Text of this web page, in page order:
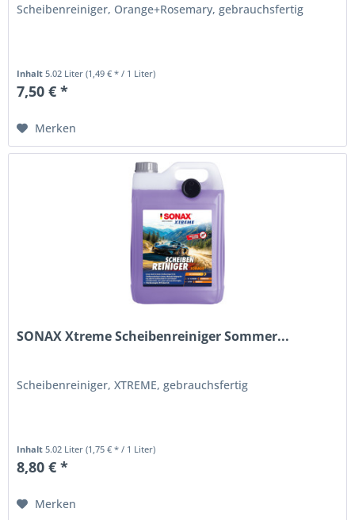
Scheibenreiniger, Orange+Rosemary, gebrauchsfertig
Inhalt 5.02 Liter(1,49 € * / 1 Liter)
7,50 € *
Merken
SONAX Xtreme Scheibenreiniger Sommer...
Scheibenreiniger, XTREME, gebrauchsfertig
Inhalt5.02 Liter(1,75 € * / 1 Liter)
8,80 € *
Merken